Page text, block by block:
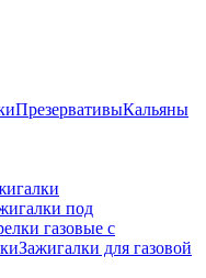
ПрезервативыКальяны
под
газовые с
Зажигалки для газовой